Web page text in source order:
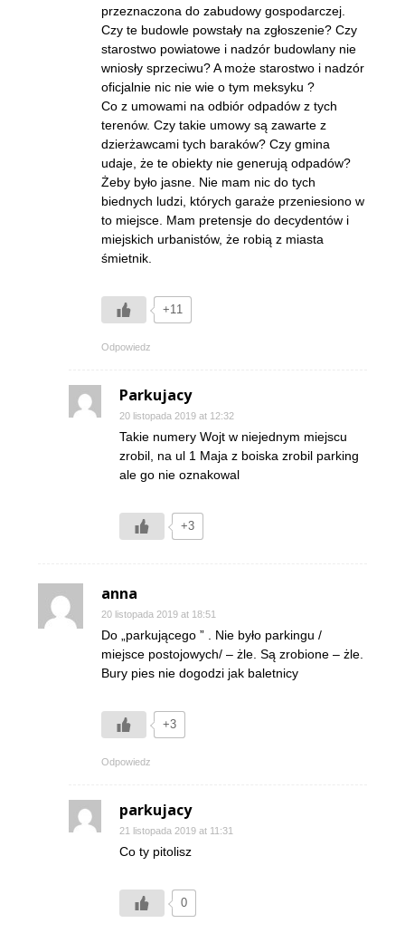
przeznaczona do zabudowy gospodarczej.
Czy te budowle powstały na zgłoszenie? Czy
starostwo powiatowe i nadzór budowlany nie
wniosły sprzeciwu? A może starostwo i nadzór
oficjalnie nic nie wie o tym meksyku ?
Co z umowami na odbiór odpadów z tych
terenów. Czy takie umowy są zawarte z
dzierżawcami tych baraków? Czy gmina
udaje, że te obiekty nie generują odpadów?
Żeby było jasne. Nie mam nic do tych
biednych ludzi, których garaże przeniesiono w
to miejsce. Mam pretensje do decydentów i
miejskich urbanistów, że robią z miasta
śmietnik.
+11
Odpowiedz
Parkujacy
20 listopada 2019 at 12:32
Takie numery Wojt w niejednym miejscu
zrobil, na ul 1 Maja z boiska zrobil parking
ale go nie oznakowal
+3
anna
20 listopada 2019 at 18:51
Do „parkującego ” . Nie było parkingu /
miejsce postojowych/ – żle. Są zrobione – żle.
Bury pies nie dogodzi jak baletnicy
+3
Odpowiedz
parkujacy
21 listopada 2019 at 11:31
Co ty pitolisz
0